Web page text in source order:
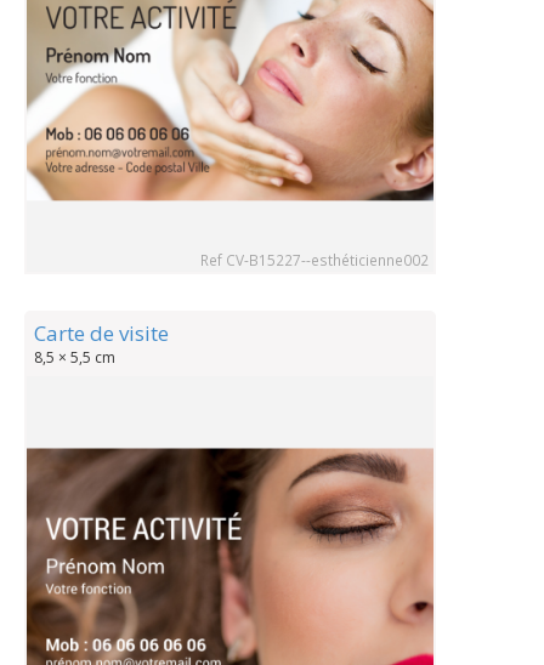
Ref CV-B15227--esthéticienne002
Carte de visite
8,5 × 5,5 cm